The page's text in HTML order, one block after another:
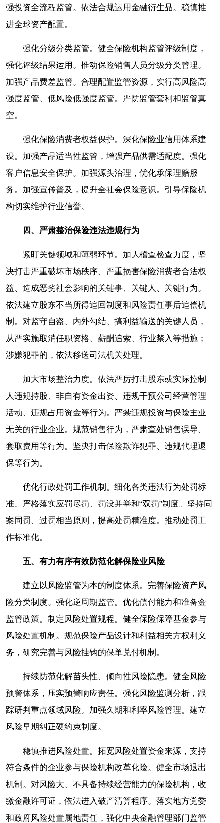
强投资全流程监管。依法合规运用金融衍生品。稳慎推
进全球资产配置。
强化分级分类监管。健全保险机构监管评级制度，
强化评级结果运用。推动保险销售人员分级分类管理。
加强产品费差监管。合理配置监管资源，实行高风险高
强度监管、低风险低强度监管。严防监管套利和监管真
空。
强化保险消费者权益保护。深化保险业信用体系建
设。加强产品适当性监管，增强产品供需适配度。强化
客户信息安全保护。加强源头治理，优化承保理赔服
务。加强宣传普及，提升全社会保险意识。引导保险机
构切实维护行业信誉。
四、严肃整治保险违法违规行为
紧盯关键领域和薄弱环节。加大稽查检查力度，坚
决打击严重破坏市场秩序、严重损害保险消费者合法权
益、造成恶劣社会影响的关键事、关键人、关键行为。
依法建立股东不当所得追回制度和风险责任事后追偿机
制。对监守自盗、内外勾结、搞利益输送的关键人员，
从严实施取消任职资格、薪酬追索、行业禁入等措施；
涉嫌犯罪的，依法移送司法机关处理。
加大市场整治力度。依法严厉打击股东或实际控制
人违规持股、非自有资金出资、违规干预公司经营管理
活动、违规占用资金等行为。严禁违规投资与保险主业
无关的行业企业。规范销售行为，严肃查处销售误导、
套取费用等行为。坚决打击保险欺诈犯罪、违规代理退
保等行为。
优化行政处罚工作机制。细化各类违法行为处罚标
准。严格落实应罚尽罚、罚没并举和“双罚”制度。坚持同
案同罚、过罚相当原则，提高处罚精准度。推动处罚工
作标准化。
五、有力有序有效防范化解保险业风险
建立以风险监管为本的制度体系。完善保险资产风
险分类制度。强化逆周期监管。优化偿付能力和准备金
监管政策。制定风险处置规程。健全保险保障基金参与
风险处置机制。规范保险产品设计和利益相关方权利义
务，研究完善与风险挂钩的保单兑付机制。
持续防范化解苗头性、倾向性风险隐患。健全风险
预警体系，压实预警响应责任。强化风险监测分析，跟
踪研判重点领域风险。加强久期和利率风险管理。建立
风险早期纠正硬约束制度。
稳慎推进风险处置。拓宽风险处置资金来源，支持
符合条件的企业参与保险机构改革化险。健全市场退出
机制。对风险大、不具备持续经营能力的保险机构，收
缴金融许可证，依法进入破产清算程序。落实地方党委
和政府风险处置属地责任，强化中央金融管理部门监管